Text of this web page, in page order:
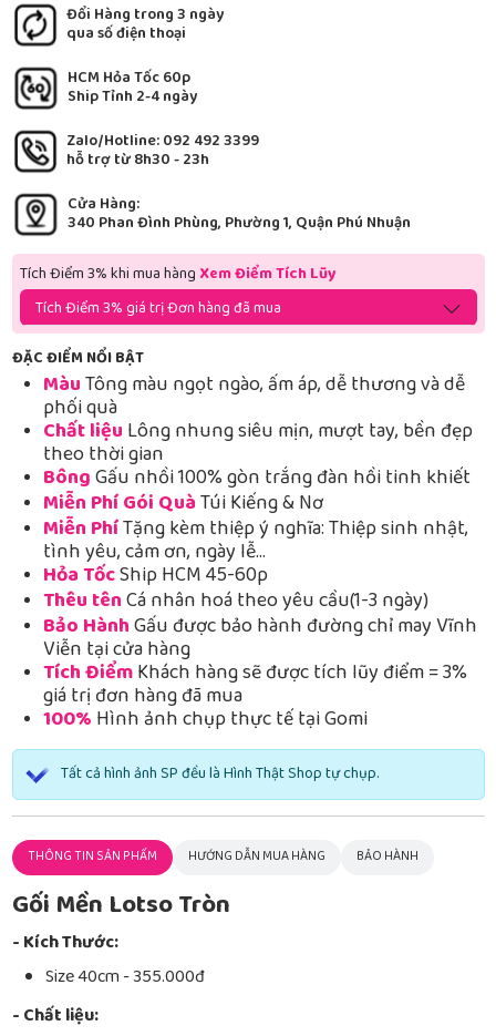
Đổi Hàng trong 3 ngày
qua số điện thoại
HCM Hỏa Tốc 60p
Ship Tỉnh 2-4 ngày
Zalo/Hotline: 092 492 3399
hỗ trợ từ 8h30 - 23h
Cửa Hàng:
340 Phan Đình Phùng, Phường 1, Quận Phú Nhuận
Tích Điểm 3% khi mua hàng Xem Điểm Tích Lũy
Tích Điểm 3% giá trị Đơn hàng đã mua
ĐẶC ĐIỂM NỔI BẬT
MàuTông màu ngọt ngào, ấm áp, dễ thương và dễ
phối quà
Chất liệu Lông nhung siêu mịn, mượt tay, bền đẹp
theo thời gian
BôngGấu nhồi 100% gòn trắng đàn hồi tinh khiết
Miễn Phí Gói QuàTúi Kiếng & Nơ
Miễn PhíTặng kèm thiệp ý nghĩa: Thiệp sinh nhật,
tình yêu, cảm ơn, ngày lễ…
Hỏa TốcShip HCM 45-60p
Thêu tênCá nhân hoá theo yêu cầu(1-3 ngày)
Bảo HànhGấu được bảo hành đường chỉ may Vĩnh
Viễn tại cửa hàng
Tích ĐiểmKhách hàng sẽ được tích lũy điểm = 3%
giá trị đơn hàng đã mua
100% Hình ảnh chụp thực tế tại Gomi
Tất cả hình ảnh SP đều là Hình Thật Shop tự chụp.
THÔNG TIN SẢN PHẨM HƯỚNG DẪN MUA HÀNG BẢO HÀNH
Gối Mền Lotso Tròn
- Kích Thước:
Size 40cm - 355.000đ
- Chất liệu: